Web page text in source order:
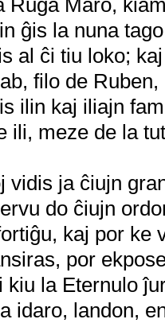
Ruĝa Maro,
ĝis la nuna
al ĉi tiu loko;
filo de
ilin kaj iliajn
ili, meze de la
vidis ja ĉiujn
do ĉiujn
kaj por ke
por
kiu la Eternulo
idaro, landon,